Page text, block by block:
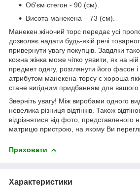
Об'єм стегон - 90 (см).
Висота манекена – 73 (см).
Манекен жіночий торс передає усі
дозволяє надати будь-якій речі
привернути увагу покупців. Завдяки
кожна жінка може чітко уявити, як на
предмет одягу, розглянути його фасон
атрибутом манекена-торсу є хороша
стане вигідним придбанням для вашого
Зверніть увагу! Між виробами одного
невелика різниця відтінків. Також
відрізнятися від фото, представленого
матрицю пристрою, на якому Ви
Приховати
Характеристики